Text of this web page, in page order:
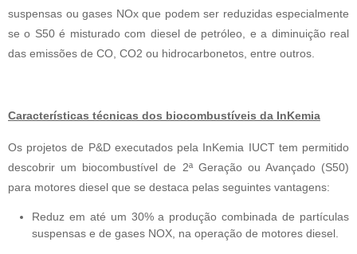
suspensas ou gases NOx que podem ser reduzidas especialmente
se o S50 é misturado com diesel de petróleo, e a diminuição real
das emissões de CO, CO2 ou hidrocarbonetos, entre outros.
Características técnicas dos biocombustíveis da InKemia
Os projetos de P&D executados pela InKemia IUCT tem permitido
descobrir um biocombustível de 2ª Geração ou Avançado (S50)
para motores diesel que se destaca pelas seguintes vantagens:
Reduz em até um 30% a produção combinada de partículas
suspensas e de gases NOX, na operação de motores diesel.